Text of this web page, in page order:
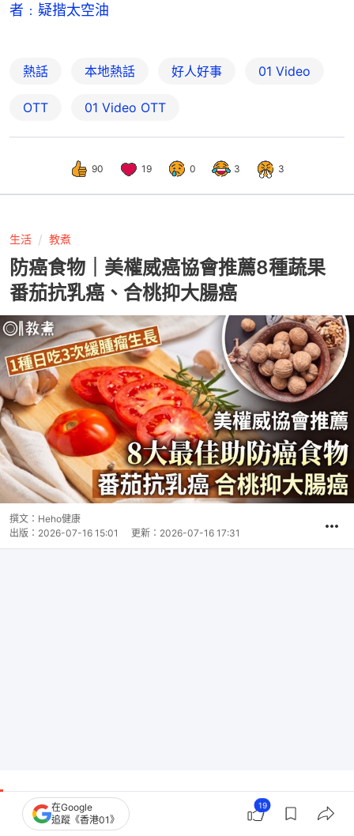
者﹕疑揩太空油
熱話 本地熱話 好人好事 01 Video
OTT 01‌ ‌Video‌ ‌OTT
90 19 0 3 3
生活 教煮
防癌食物｜美權威癌協會推薦8種蔬果
番茄抗乳癌、合桃抑大腸癌
撰文： Heho健康
出版： 2026-07-16 15:01 更新： 2026-07-16 17:31
蔬果中富含不同的植化素和營養成分，可以幫助提升
身體免疫力、預防疾病，甚至是遠離癌症。
在Google
追蹤《香港01》
19